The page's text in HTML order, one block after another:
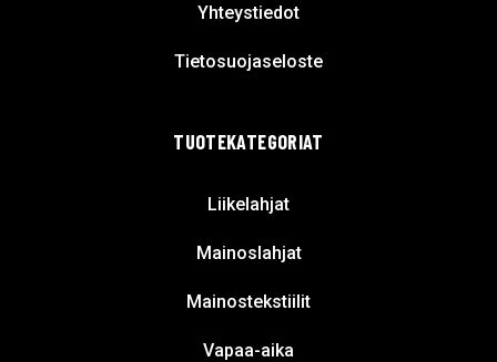
Yhteystiedot
Tietosuojaseloste
TUOTEKATEGORIAT
Liikelahjat
Mainoslahjat
Mainostekstiilit
Vapaa-aika